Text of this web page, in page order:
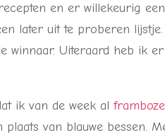
en er willekeurig
later uit te proberen
winnaar. Uiteraard heb ik
ik van de week al
van blauwe bessen.